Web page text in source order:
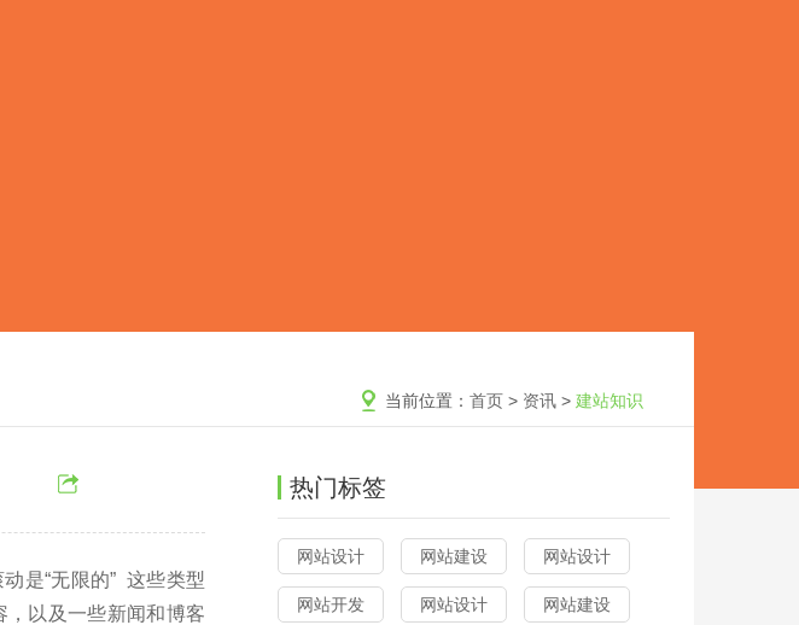
当前位置：首页 > 资讯 >建站知识
是“无限的” 这些类型
以及一些新闻和博客
热门标签
网站设计 网站建设 网站设计
网站开发 网站设计 网站建设